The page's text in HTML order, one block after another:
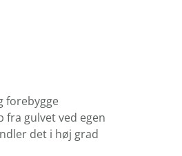
forebygge
fra gulvet ved egen
det i høj grad